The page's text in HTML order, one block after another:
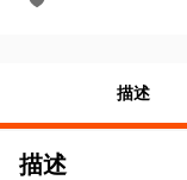
描述
描述